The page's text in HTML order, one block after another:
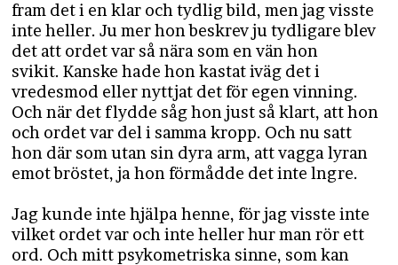
fram det i en klar och tydlig bild, men jag visste
inte heller. Ju mer hon beskrev ju tydligare blev
det att ordet var så nära som en vän hon
svikit. Kanske hade hon kastat iväg det i
vredesmod eller nyttjat det för egen vinning.
Och när det flydde såg hon just så klart, att hon
och ordet var del i samma kropp. Och nu satt
hon där som utan sin dyra arm, att vagga lyran
emot bröstet, ja hon förmådde det inte lngre.
Jag kunde inte hjälpa henne, för jag visste inte
vilket ordet var och inte heller hur man rör ett
ord. Och mitt psykometriska sinne, som kan